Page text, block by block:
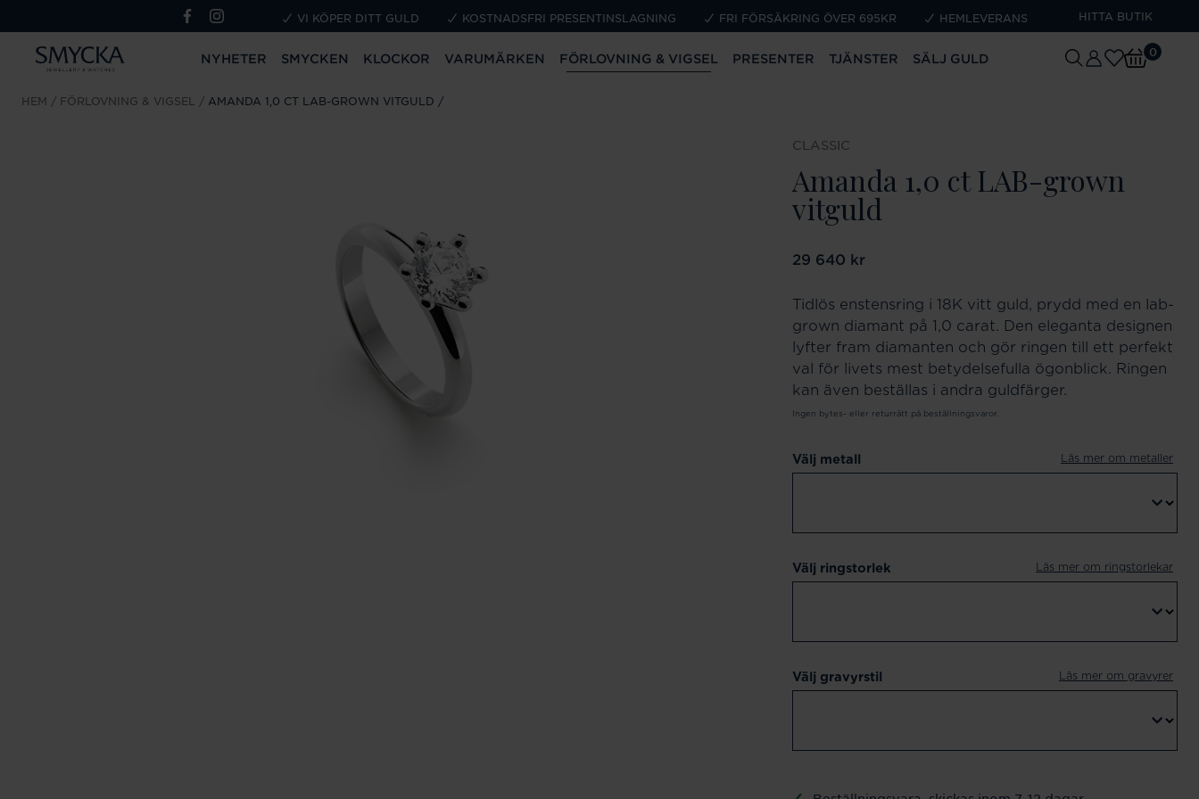
VI KÖPER DITT GULD KOSTNADSFRI PRESENTINSLAGNING FRI FÖRSÄKRING ÖVER 695KR HEMLEVERANS HITTA BUTIK
NYHETER SMYCKEN KLOCKOR VARUMÄRKEN FÖRLOVNING & VIGSEL PRESENTER TJÄNSTER SÄLJ GULD 0
HEM FÖRLOVNING & VIGSEL AMANDA 1,0 CT LAB-GROWN VITGULD
CLASSIC
Amanda 1,0 ct LAB-grown
vitguld
Pris:29 640 kr
29 640 kr
Tidlös enstensring i 18K vitt guld, prydd med en lab-
grown diamant på 1,0 carat. Den eleganta designen
lyfter fram diamanten och gör ringen till ett perfekt
val för livets mest betydelsefulla ögonblick. Ringen
kan även beställas i andra guldfärger.
Ingen bytes- eller returrätt på beställningsvaror.
Välj metall Läs mer om metaller
Välj ringstorlek Läs mer om ringstorlekar
Välj gravyrstil Läs mer om gravyrer